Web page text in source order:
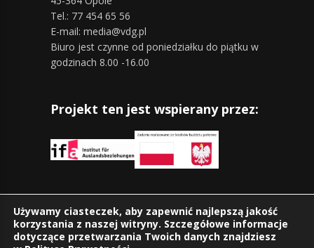
Tel.: 77 454 65 56
E-mail: media@vdg.pl
Biuro jest czynne od poniedziałku do piątku w
godzinach 8.00 -16.00
Projekt ten jest wspierany przez:
Znajdziesz nas również na:
Używamy ciasteczek, aby zapewnić najlepszą jakość
korzystania z naszej witryny. Szczegółowe informacje
dotyczące przetwarzania Twoich danych znajdziesz